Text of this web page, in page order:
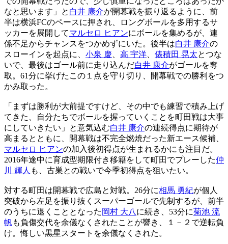
なと思います」と 白井 康介が開幕戦を振り返るように、前
半は横浜FCのペースに押され、ロングボールを多用するサ
ッカーを展開してマルセロ ヒアンにボールを集めるが、連
係不足からチャンスをつかめずにいた。後半は白井 康介の
スローインを起点に、 小泉 慶 高 宇洋 俵積田 晃太とつな
いで、最後はゴール前に走り込んだ白井 康介がゴールを奪
取。61分に挙げたこの１点を守り切り、開幕戦での勝利をつ
かみ取った。
「まずは勝利が大前提ですけど、その中でも練習で積み上げ
てきた、自分たちでボールを握っていくことを町田戦は大事
にしていきたい」と意気込む白井 康介の連続得点に期待が
高まるとともに、開幕戦は不完全燃焼だった新エース候補、
マルセロ ヒアンの加入後初得点が生まれるかにも注目だ。
2016年途中に育成型期限付き移籍をして町田でプレーした仲
川 輝人 も、古巣との戦いで今季初得点を狙いたい。
対する町田は開幕戦で広島と対戦。26分に相馬 勇紀が個人
突破から左足を振り抜くスーパーゴールで先制するが、前半
のうちに退くこととなった 岡村 大八 に続き、53分に菊池 流
帆も負傷交代を余儀なくされたことが響き、１－２で逆転負
け。悔しい黒星スタートを余儀なくされた。